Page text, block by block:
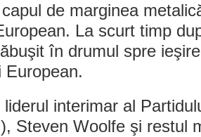
de marginea
La scurt timp
în drumul spre
European.
liderul interimar al
Steven Woolfe şi restul